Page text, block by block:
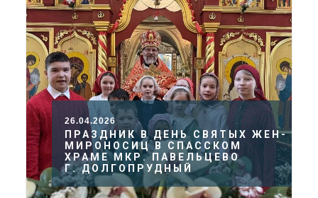
26.04.2026
ПРАЗДНИК В ДЕНЬ СВЯТЫХ ЖЕН-
МИРОНОСИЦ В СПАССКОМ
ХРАМЕ МКР. ПАВЕЛЬЦЕВО
Г. ДОЛГОПРУДНЫЙ